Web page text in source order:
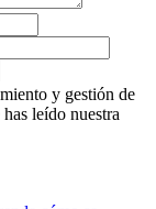
y gestión de
leído nuestra